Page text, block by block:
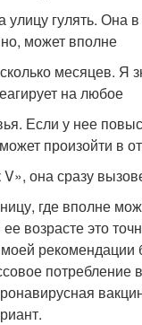
улицу гулять. Она
может вполне
месяцев. Я
на любое
Если у нее
произойти в
она сразу
где вполне
возрасте это
рекомендации
потребление